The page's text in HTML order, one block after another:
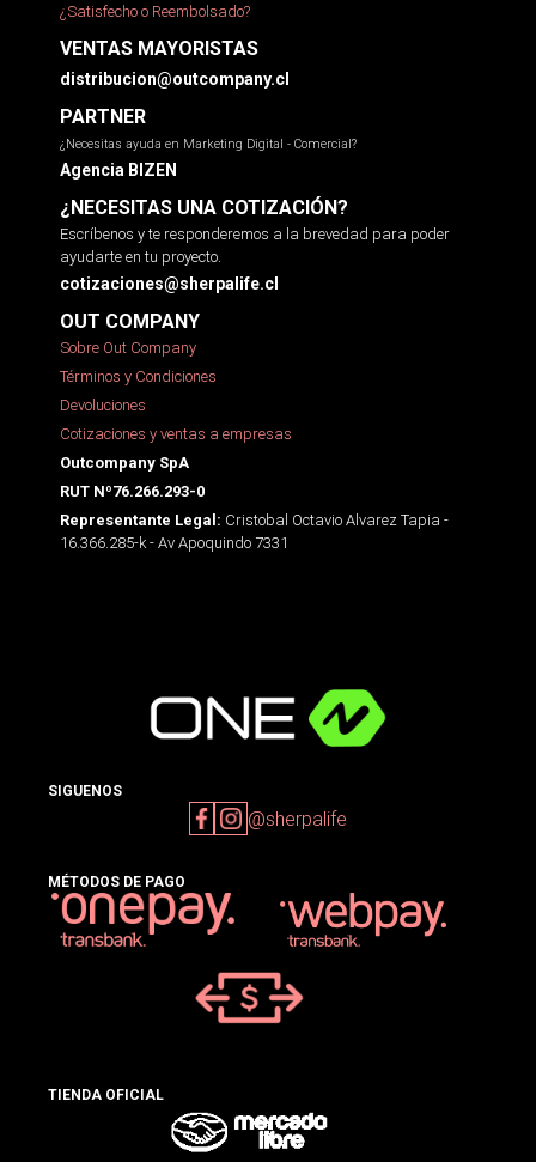
¿Satisfecho o Reembolsado?
VENTAS MAYORISTAS
distribucion@outcompany.cl
PARTNER
¿Necesitas ayuda en Marketing Digital - Comercial?
Agencia BIZEN
¿NECESITAS UNA COTIZACIÓN?
Escríbenos y te responderemos a la brevedad para poder
ayudarte en tu proyecto.
cotizaciones@sherpalife.cl
OUT COMPANY
Sobre Out Company
Términos y Condiciones
Devoluciones
Cotizaciones y ventas a empresas
Outcompany SpA
RUT Nº76.266.293-0
Representante Legal: Cristobal Octavio Alvarez Tapia -
16.366.285-k - Av Apoquindo 7331
SIGUENOS
@sherpalife
MÉTODOS DE PAGO
TIENDA OFICIAL